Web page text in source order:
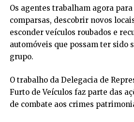
Os agentes trabalham agora
comparsas, descobrir novos
esconder veículos roubados e
automóveis que possam ter sido
grupo.
O trabalho da Delegacia de
Furto de Veículos faz parte das
de combate aos crimes